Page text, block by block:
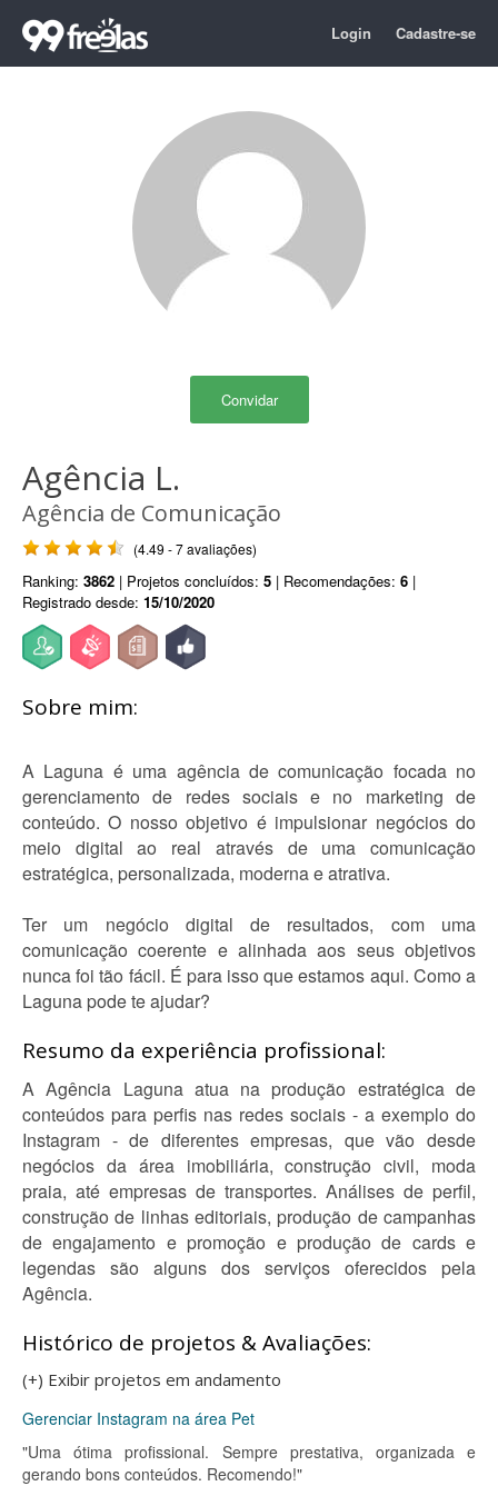
Login Cadastre-se
Convidar
Agência L.
Agência de Comunicação
(4.49 - 7 avaliações)
Ranking: 3862 | Projetos concluídos: 5 | Recomendações: 6 |
Registrado desde: 15/10/2020
Sobre mim:
A Laguna é uma agência de comunicação focada no
gerenciamento de redes sociais e no marketing de
conteúdo. O nosso objetivo é impulsionar negócios do
meio digital ao real através de uma comunicação
estratégica, personalizada, moderna e atrativa.
Ter um negócio digital de resultados, com uma
comunicação coerente e alinhada aos seus objetivos
nunca foi tão fácil. É para isso que estamos aqui. Como a
Laguna pode te ajudar?
Resumo da experiência profissional:
A Agência Laguna atua na produção estratégica de
conteúdos para perfis nas redes sociais - a exemplo do
Instagram - de diferentes empresas, que vão desde
negócios da área imobiliária, construção civil, moda
praia, até empresas de transportes. Análises de perfil,
construção de linhas editoriais, produção de campanhas
de engajamento e promoção e produção de cards e
legendas são alguns dos serviços oferecidos pela
Agência.
Histórico de projetos & Avaliações:
(+) Exibir projetos em andamento
Gerenciar Instagram na área Pet
"Uma ótima profissional. Sempre prestativa, organizada e
gerando bons conteúdos. Recomendo!"